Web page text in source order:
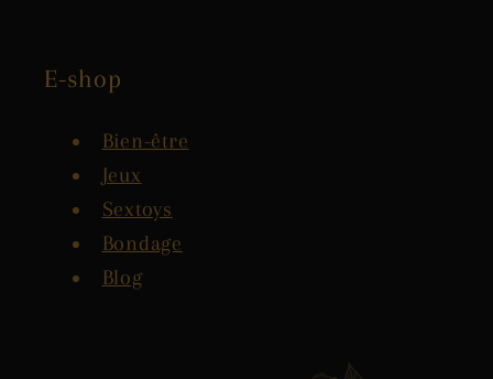
E-shop
Bien-être
Jeux
Sextoys
Bondage
Blog